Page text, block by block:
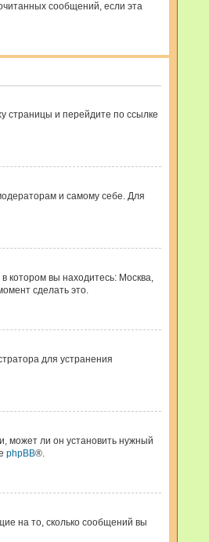
сообщений, если эта
страницы и перейдите по ссылке
и самому себе. Для
котором вы находитесь: Москва,
сделать это.
для устранения
может ли он установить нужный
phpBB®.
на то, сколько сообщений вы